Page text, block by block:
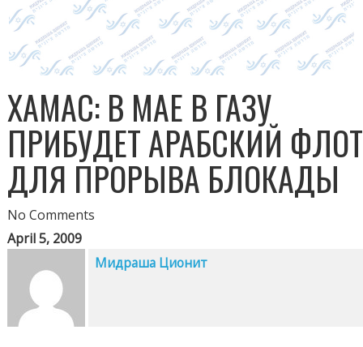
ХАМАС: В МАЕ В ГАЗУ
ПРИБУДЕТ АРАБСКИЙ ФЛОТ
ДЛЯ ПРОРЫВА БЛОКАДЫ
No Comments
April 5, 2009
Мидраша Ционит